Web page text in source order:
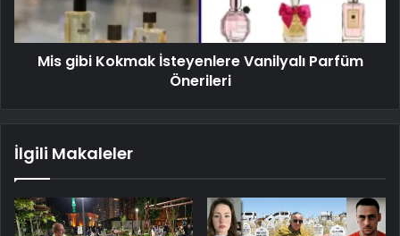
Mis gibi Kokmak İsteyenlere Vanilyalı Parfüm
Önerileri
İlgili Makaleler